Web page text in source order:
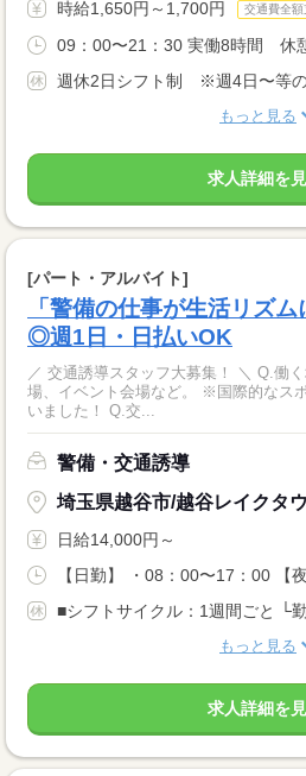
時給1,650円～1,700円 交通費全額
09：00〜21：30 実働8時間 休
週休2日シフト制 ※週4日〜等
もっと見る
求人詳細を
[パート・アルバイト]
「警備の仕事が生活リズ
◎週1日・日払いOK
／ 交通誘導スタッフ大募集！ ＼ Q.働く場所は？ 工事現場や駐車
場、イベント会場など。 ※国際的なスポーツ大会の警備も 行って
いました！ Q.交...
警備・交通誘導
埼玉県越谷市/越谷レイクタ
日給14,000円～
【日勤】 ・08：00〜17：00 【
■シフトサイクル：1週間ごと └
もっと見る
求人詳細を